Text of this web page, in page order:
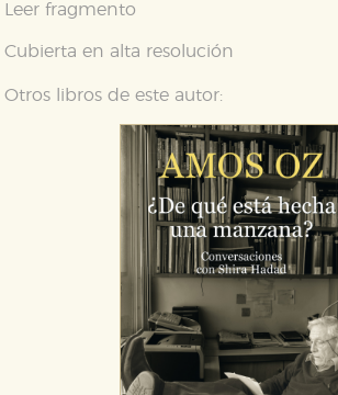
Leer fragmento
Cubierta en alta resolución
Otros libros de este autor: